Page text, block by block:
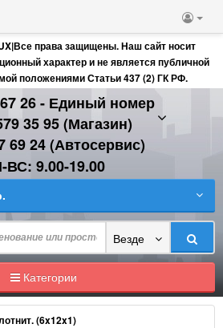
26 - Единый номер
35 95 (Магазин)
69 24 (Автосервис)
ВС: 9.00-19.00
Везде
Категории
(6x12x1)